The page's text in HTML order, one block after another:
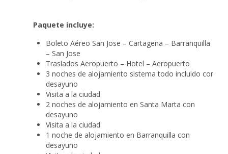
Paquete incluye:
Boleto Aéreo San Jose – Cartagena – Barranquilla
– San Jose
Traslados Aeropuerto – Hotel – Aeropuerto
3 noches de alojamiento sistema todo incluido con
desayuno
Visita a la ciudad
2 noches de alojamiento en Santa Marta con
desayuno
Visita a la ciudad
1 noche de alojamiento en Barranquilla con
desayuno